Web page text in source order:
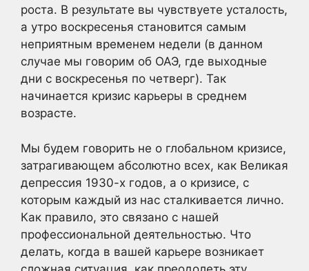
роста. В результате вы чувствуете усталость,
а утро воскресенья становится самым
неприятным временем недели (в данном
случае мы говорим об ОАЭ, где выходные
дни с воскресенья по четверг). Так
начинается кризис карьеры в среднем
возрасте.
Мы будем говорить не о глобальном кризисе,
затрагивающем абсолютно всех, как Великая
депрессия 1930-х годов, а о кризисе, с
которым каждый из нас сталкивается лично.
Как правило, это связано с нашей
профессиональной деятельностью. Что
делать, когда в вашей карьере возникает